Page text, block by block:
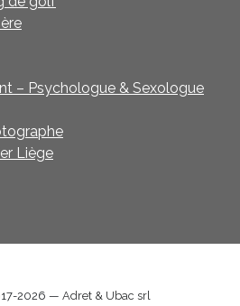
– Psychologue & Sexologue
Liège
2026 — Adret & Ubac srl